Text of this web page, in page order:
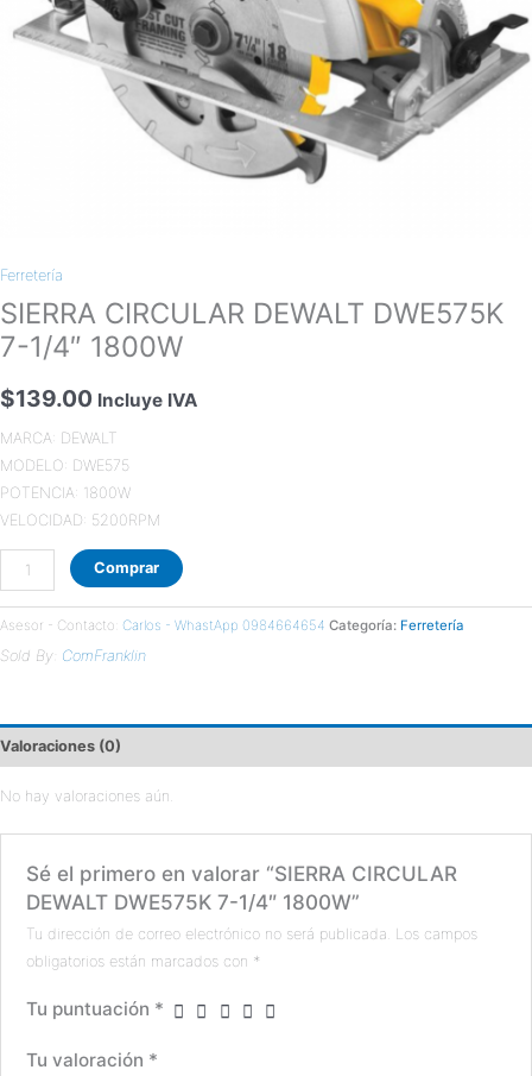
Ferretería
SIERRA CIRCULAR DEWALT DWE575K
7-1/4″ 1800W
$139.00 Incluye IVA
MARCA: DEWALT
MODELO: DWE575
POTENCIA: 1800W
VELOCIDAD: 5200RPM
Comprar
Asesor - Contacto: Carlos - WhastApp 0984664654 Categoría: Ferretería
Sold By: ComFranklin
Valoraciones (0)
No hay valoraciones aún.
Sé el primero en valorar “SIERRA CIRCULAR
DEWALT DWE575K 7-1/4″ 1800W”
Tu dirección de correo electrónico no será publicada. Los campos
obligatorios están marcados con *
Tu puntuación *
Tu valoración *